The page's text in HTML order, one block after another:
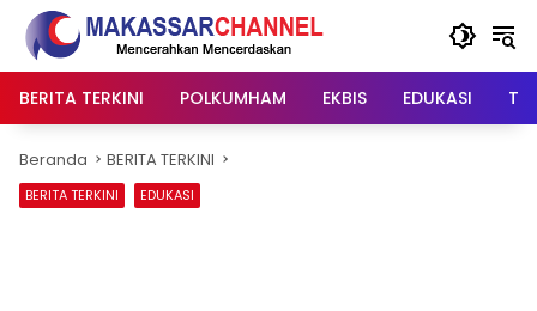
Langsung
konten
BERITA TERKINI
POLKUMHAM EKBIS EDUKASI
Beranda BERITA TERKINI
BERITA TERKINI EDUKASI